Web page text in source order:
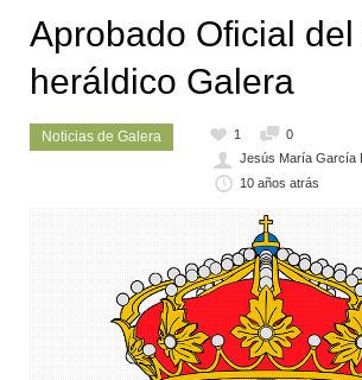
Aprobado Oficial
heráldico Galera
Noticias de Galera 1
0
Jesús María García
10 años atrás